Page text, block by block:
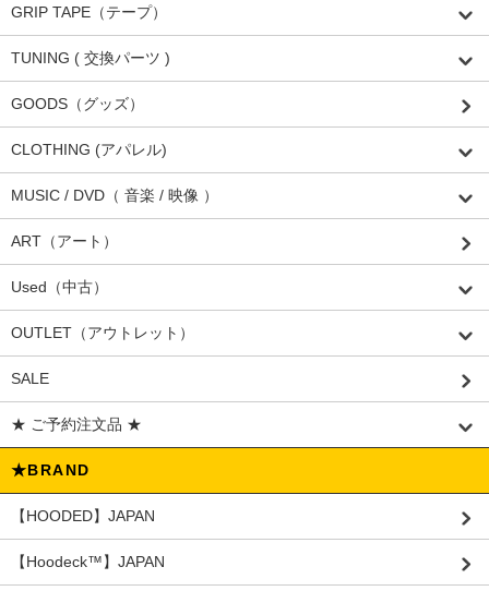
GRIP TAPE（テープ）
TUNING ( 交換パーツ )
GOODS（グッズ）
CLOTHING (アパレル)
MUSIC / DVD（ 音楽 / 映像 ）
ART（アート）
Used（中古）
OUTLET（アウトレット）
SALE
★ ご予約注文品 ★
★BRAND
【HOODED】JAPAN
【Hoodeck™️】JAPAN